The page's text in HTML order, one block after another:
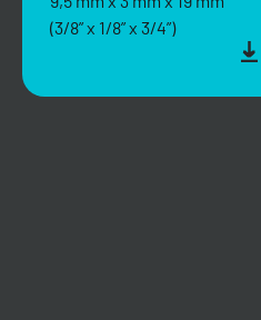
(3/8” x 1/8” x 3/4”)